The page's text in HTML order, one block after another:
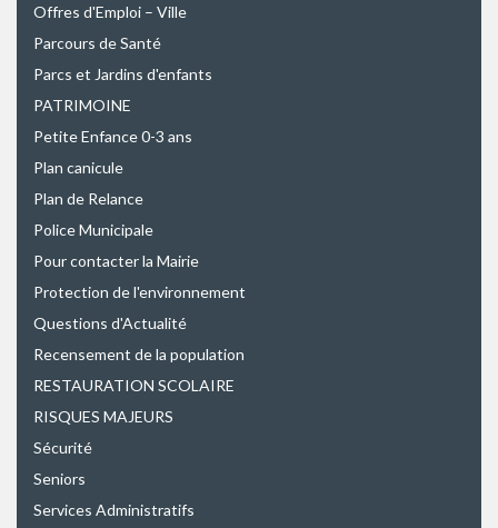
Offres d'Emploi – Ville
Parcours de Santé
Parcs et Jardins d'enfants
PATRIMOINE
Petite Enfance 0-3 ans
Plan canicule
Plan de Relance
Police Municipale
Pour contacter la Mairie
Protection de l'environnement
Questions d'Actualité
Recensement de la population
RESTAURATION SCOLAIRE
RISQUES MAJEURS
Sécurité
Seniors
Services Administratifs